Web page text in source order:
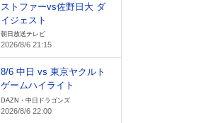
ストファーvs佐野日大 ダ
イジェスト
朝日放送テレビ
2026/8/6 21:15
8/6 中日 vs 東京ヤクルト
ゲームハイライト
DAZN・中日ドラゴンズ
2026/8/6 22:00